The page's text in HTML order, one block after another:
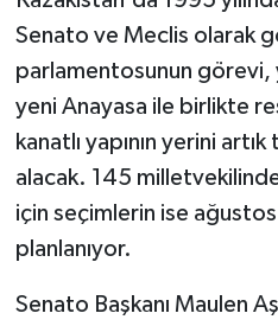
Senato ve Meclis olarak
parlamentosunun görevi,
yeni Anayasa ile birlikte
kanatlı yapının yerini
alacak. 145
için seçimlerin ise ağustos
planlanıyor.
Senato Başkanı Maulen
Jandarma
Kadın
KÜLTÜR SANAT
MAGAZİN
Otomobil
POLİTİKA